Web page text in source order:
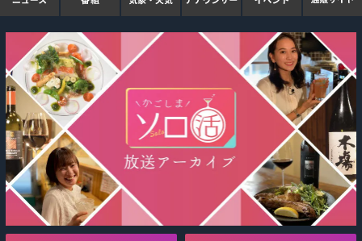
かごピタ FAMILIAR
KYT news every かごしま
かごしまソロ活
It推しTV
番組表を見る